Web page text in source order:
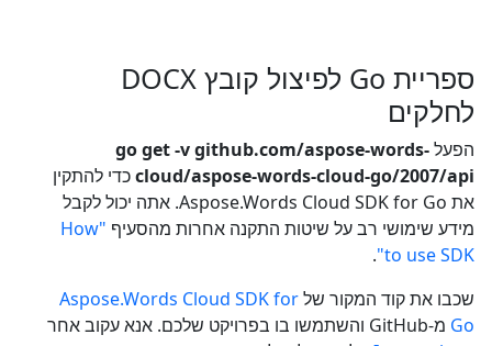
ספריית Go לפיצול קובץ DOCX
לחלקים
הפעלgo get -v github.com/aspose-words-
cloud/aspose-words-cloud-go/2007/apiכדי להתקין
את Aspose.Words Cloud SDK for Go. אתה יכול לקבל
מידע שימושי רב על שיטות התקנה אחרות מהסעיף "How
to use SDK"
.
שכבו את קוד המקור שלAspose.Words Cloud SDK for
Go מ-GitHub והשתמשו בו בפרויקט שלכם. אנא עקוב אחר